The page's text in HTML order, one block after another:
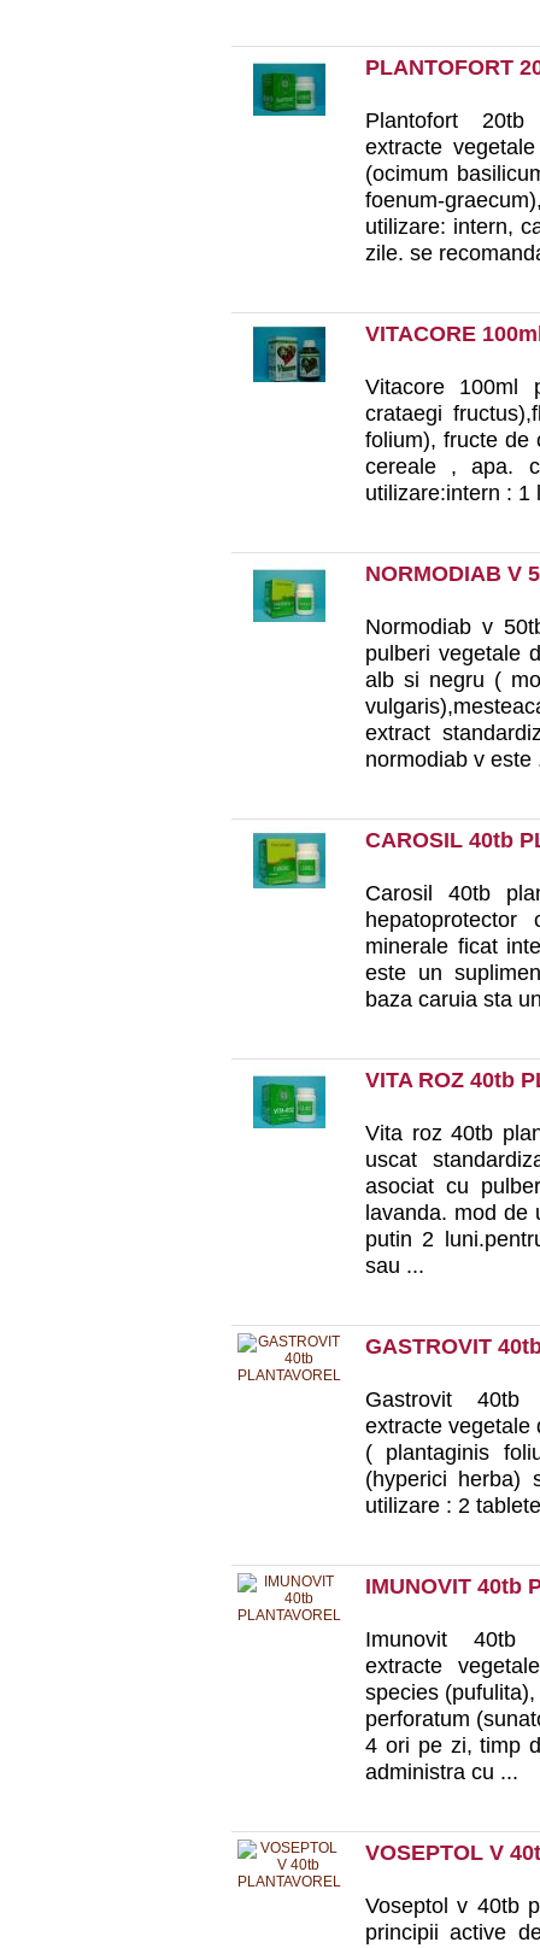
PLANTOFORT
Plantofort 20tb
extracte
(ocimum
foenum-
utilizare: intern,
zile. se
VITACORE
Vitacore 100ml
crataegi
folium), fructe de
cereale , apa.
utilizare:intern : 1
NORMODIAB V
Normodiab v
pulberi vegetale
alb si negru (
extract
normodiab v este
CAROSIL 40tb
Carosil 40tb
minerale ficat
este un
baza caruia sta
VITA ROZ 40tb
Vita roz 40tb
uscat
asociat cu
lavanda. mod de
putin 2
sau ...
GASTROVIT
Gastrovit 40tb
extracte vegetale
( plantaginis
(hyperici herba)
utilizare : 2
IMUNOVIT 40tb
Imunovit 40tb
extracte
species
perforatum
4 ori pe zi, timp
administra cu ...
VOSEPTOL V
Voseptol v 40tb
principii active